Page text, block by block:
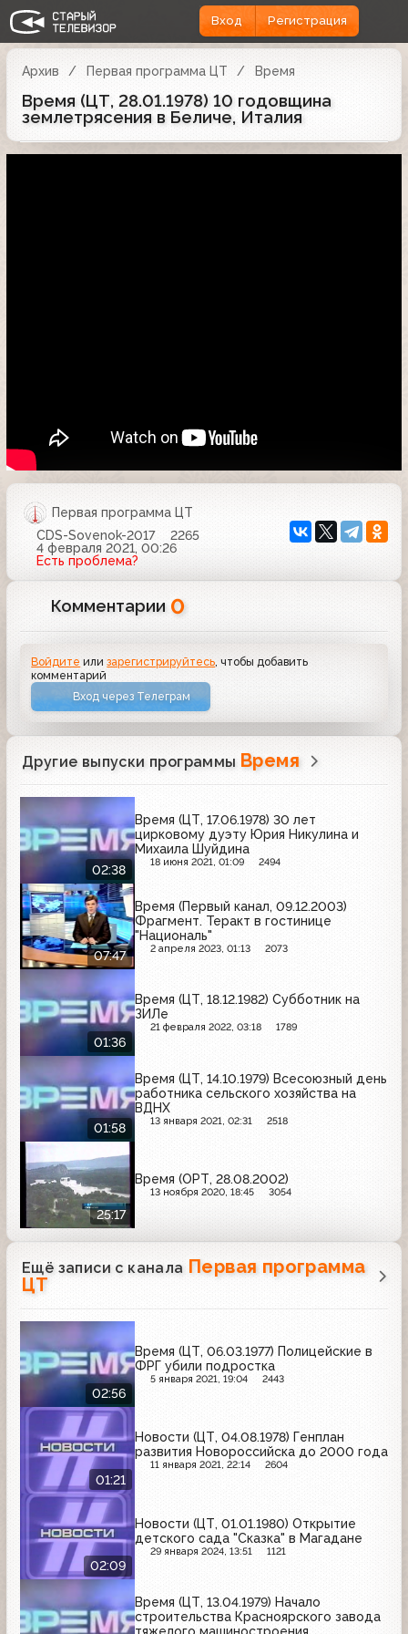
Вход Регистрация
Архив Первая программа ЦТ Время
Время (ЦТ, 28.01.1978) 10 годовщина
землетрясения в Беличе, Италия
Первая программа ЦТ
CDS-Sovenok-2017
2265
4 февраля 2021, 00:26
Есть проблема?
Комментарии 0
Войдите илизарегистрируйтесь , чтобы добавить
комментарий
Вход через Телеграм
Другие выпуски программы Время
02:38
Время (ЦТ, 17.06.1978) 30 лет
цирковому дуэту Юрия Никулина и
Михаила Шуйдина
18 июня 2021, 01:09 2494
07:47
Время (Первый канал, 09.12.2003)
Фрагмент. Теракт в гостинице
"Националь"
2 апреля 2023, 01:13 2073
01:36
Время (ЦТ, 18.12.1982) Субботник на
ЗИЛе
21 февраля 2022, 03:18 1789
01:58
Время (ЦТ, 14.10.1979) Всесоюзный день
работника сельского хозяйства на
ВДНХ
13 января 2021, 02:31 2518
25:17
Время (ОРТ, 28.08.2002)
13 ноября 2020, 18:45 3054
Ещё записи с канала Первая программа
ЦТ
02:56
Время (ЦТ, 06.03.1977) Полицейские в
ФРГ убили подростка
5 января 2021, 19:04 2443
01:21
Новости (ЦТ, 04.08.1978) Генплан
развития Новороссийска до 2000 года
11 января 2021, 22:14 2604
02:09
Новости (ЦТ, 01.01.1980) Открытие
детского сада "Сказка" в Магадане
29 января 2024, 13:51 1121
Время (ЦТ, 13.04.1979) Начало
строительства Красноярского завода